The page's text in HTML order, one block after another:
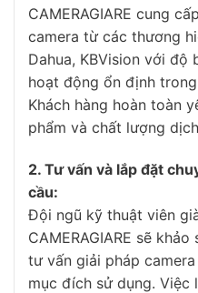
CAMERAGIARE cung
camera từ các thương
Dahua, KBVision với độ
hoạt động ổn định
Khách hàng hoàn toàn
phẩm và chất lượng
2. Tư vấn và lắp đặt
cầu:
Đội ngũ kỹ thuật viên
CAMERAGIARE sẽ
tư vấn giải pháp
mục đích sử dụng.